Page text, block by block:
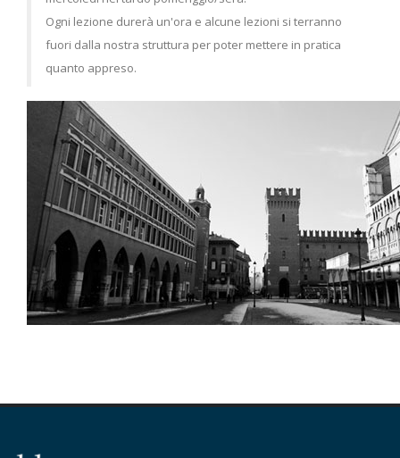
Ogni lezione durerà un'ora e alcune lezioni si terranno
fuori dalla nostra struttura per poter mettere in pratica
quanto appreso.